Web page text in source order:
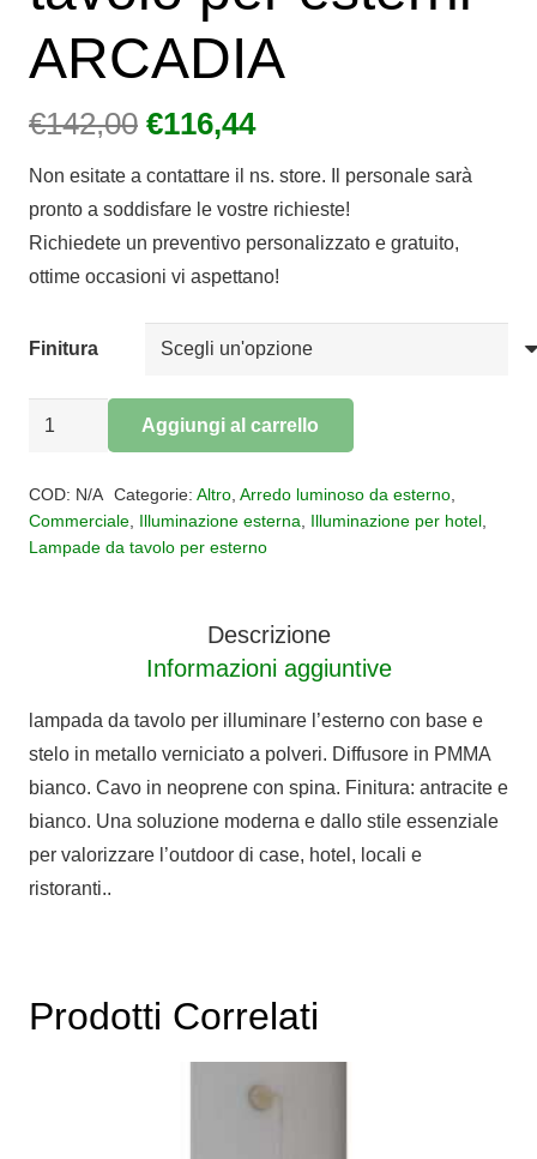
ARCADIA
€142,00 Il
originale
era:
€142,00.
€116,44Il
attuale
è:
€116,44.
Non esitate a contattare il ns. store. Il personale sarà
pronto a soddisfare le vostre richieste!
Richiedete un preventivo personalizzato e gratuito,
ottime occasioni vi aspettano!
Finitura
Lampada
per
esterni
Aggiungi al carrello
COD: N/A Categorie: Altro, Arredo luminoso da esterno,
Commerciale Illuminazione esterna Illuminazione per hotel
Lampade da tavolo per esterno
Descrizione
Informazioni aggiuntive
lampada da tavolo per illuminare l’esterno con base e
stelo in metallo verniciato a polveri. Diffusore in PMMA
bianco. Cavo in neoprene con spina. Finitura: antracite e
bianco. Una soluzione moderna e dallo stile essenziale
per valorizzare l’outdoor di case, hotel, locali e
ristoranti..
Prodotti Correlati